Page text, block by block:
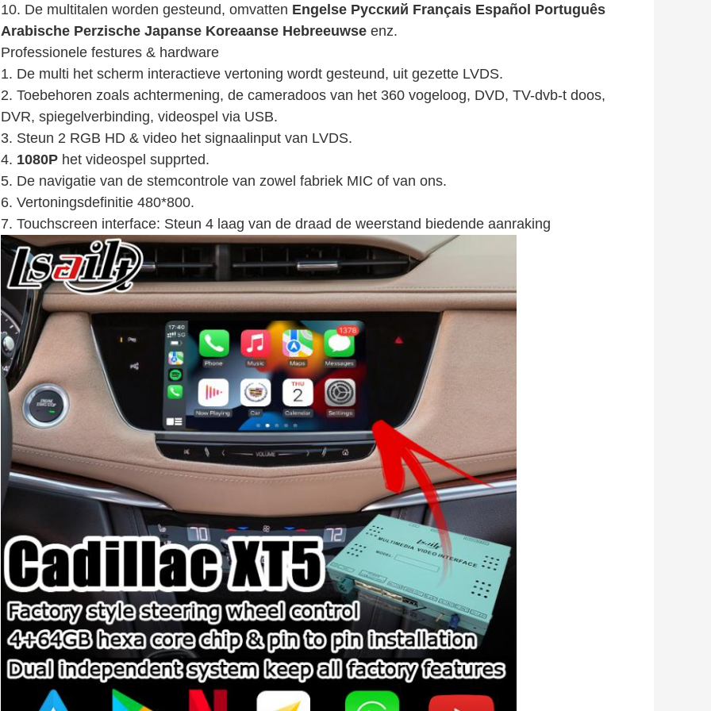
10. De multitalen worden gesteund, omvatten Engelse Pусский Français Español Português
Arabische Perzische Japanse Koreaanse Hebreeuwse enz.
Professionele festures & hardware
1. De multi het scherm interactieve vertoning wordt gesteund, uit gezette LVDS.
2. Toebehoren zoals achtermening, de cameradoos van het 360 vogeloog, DVD, TV-dvb-t doos,
DVR, spiegelverbinding, videospel via USB.
3. Steun 2 RGB HD & video het signaalinput van LVDS.
4. 1080P het videospel supprted.
5. De navigatie van de stemcontrole van zowel fabriek MIC of van ons.
6. Vertoningsdefinitie 480*800.
7. Touchscreen interface: Steun 4 laag van de draad de weerstand biedende aanraking